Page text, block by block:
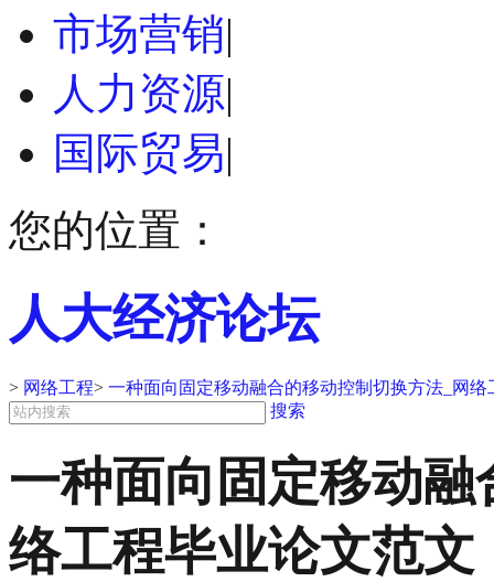
市场营销|
人力资源|
国际贸易|
您的位置：
人大经济论坛
> 网络工程> 一种面向固定移动融合的移动控制切换方法_网络
搜索
一种面向固定移动
络工程毕业论文范文